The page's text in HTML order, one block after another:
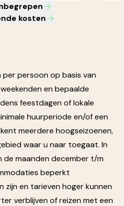
kosten
per persoon op basis van
en bepaalde
feestdagen of lokale
huurperiode en/of een
meerdere hoogseizoenen,
waar u naar toegaat. In
de maanden december t/m
beperkt
zijn en tarieven hoger kunnen
verblijven of reizen met een